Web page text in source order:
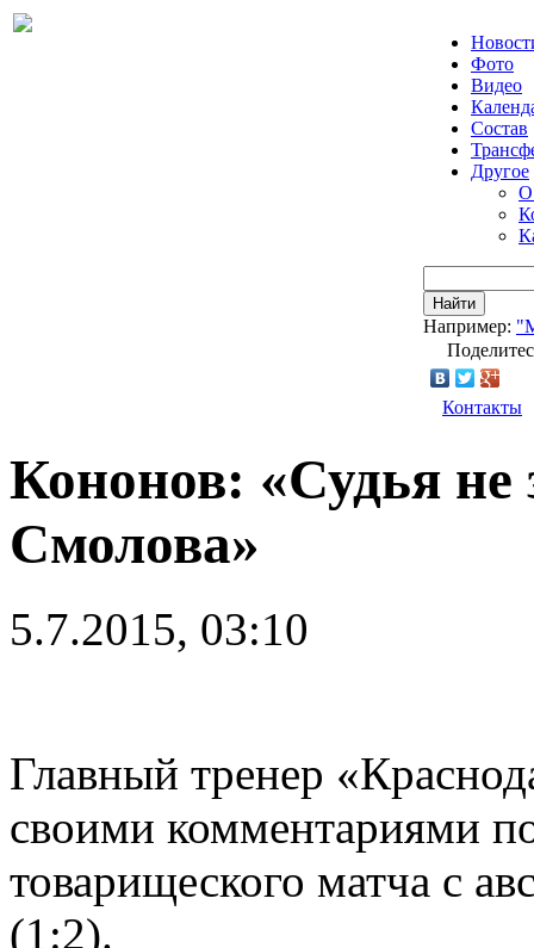
Фото
Видео
Состав
Другое
О
Найти
Например:
Контакты
Кононов: «Судья не
Смолова»
5.7.2015, 03:10
Главный тренер
своими комментариями
товарищеского матча с
(1:2).